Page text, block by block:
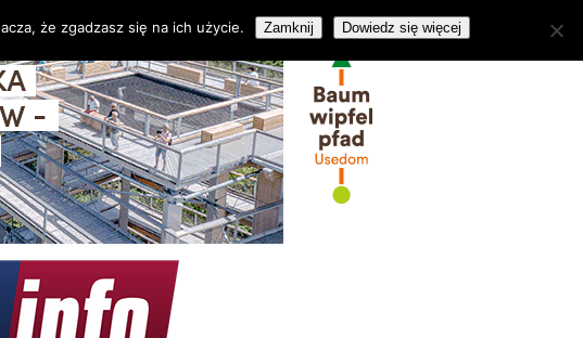
że zgadzasz się na ich użycie. Zamknij Dowiedz się więcej